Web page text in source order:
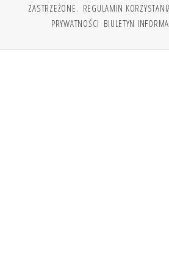
ZASTRZEŻONE. REGULAMIN
PRYWATNOŚCI BIULETYN